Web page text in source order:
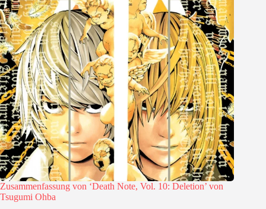
Zusammenfassung von ‘Death Note, Vol. 10: Deletion’ von
Tsugumi Ohba